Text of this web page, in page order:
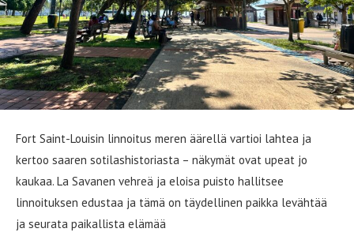
Fort Saint-Louisin linnoitus meren äärellä vartioi lahtea ja
kertoo saaren sotilashistoriasta – näkymät ovat upeat jo
kaukaa. La Savanen vehreä ja eloisa puisto hallitsee
linnoituksen edustaa ja tämä on täydellinen paikka levähtää
ja seurata paikallista elämää